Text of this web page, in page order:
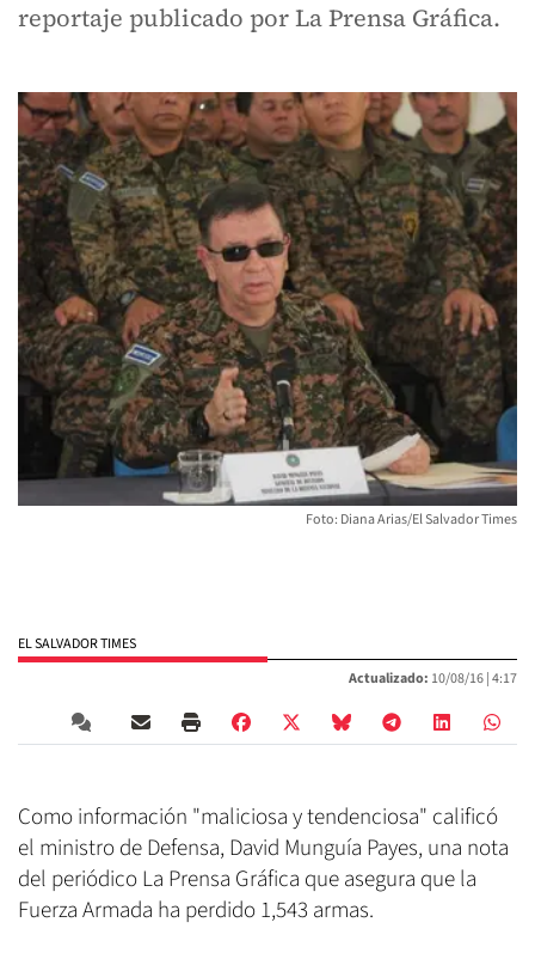
reportaje publicado por La Prensa Gráfica.
Foto: Diana Arias/El Salvador Times
EL SALVADOR TIMES
Actualizado: 10/08/16 |4:17
Como información "maliciosa y tendenciosa" calificó
el ministro de Defensa, David Munguía Payes, una nota
del periódico La Prensa Gráfica que asegura que la
Fuerza Armada ha perdido 1,543 armas.